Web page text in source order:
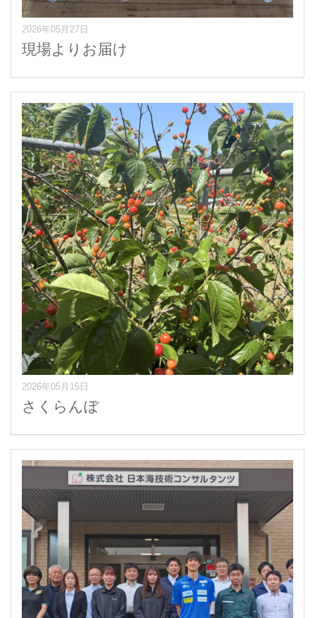
2026年05月27日
現場よりお届け
2026年05月15日
さくらんぼ